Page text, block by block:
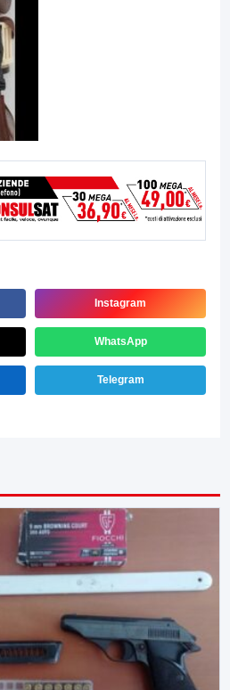
Instagram
WhatsApp
Telegram